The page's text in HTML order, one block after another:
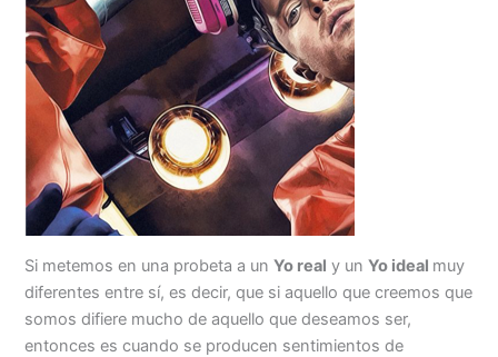
Si metemos en una probeta a unYo real y unYo ideal muy
diferentes entre sí, es decir, que si aquello que creemos que
somos difiere mucho de aquello que deseamos ser,
entonces es cuando se producen sentimientos de